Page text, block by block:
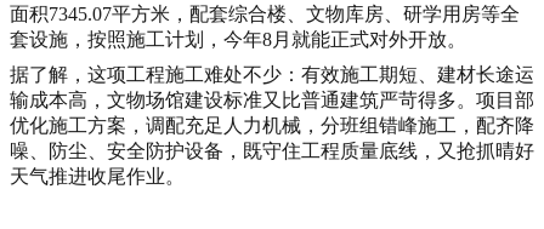
面积7345.07平方米，配套综合楼、文物库房、研学用房等全
套设施，按照施工计划，今年8月就能正式对外开放。
据了解，这项工程施工难处不少：有效施工期短、建材长途运
输成本高，文物场馆建设标准又比普通建筑严苛得多。项目部
优化施工方案，调配充足人力机械，分班组错峰施工，配齐降
噪、防尘、安全防护设备，既守住工程质量底线，又抢抓晴好
天气推进收尾作业。